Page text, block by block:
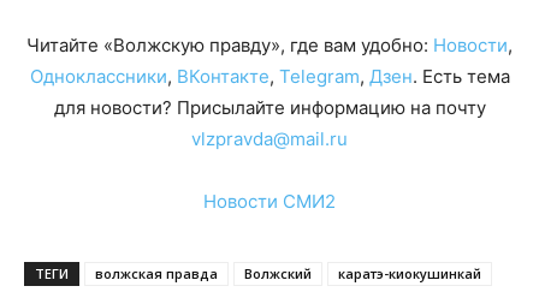
Читайте «Волжскую правду», где вам удобно: Новости,
Одноклассники, ВКонтакте, Telegram, Дзен. Есть тема
для новости? Присылайте информацию на почту
vlzpravda@mail.ru
Новости СМИ2
ТЕГИ волжская правда Волжский каратэ-киокушинкай